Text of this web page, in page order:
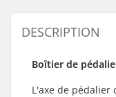
DESCRIPTION
Boîtier de
L'axe de pédalier